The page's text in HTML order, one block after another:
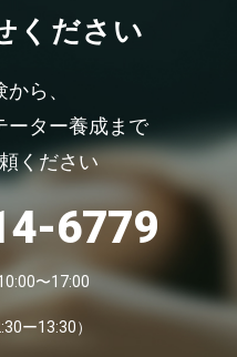
ください
ら、
ーター養成まで
ください
6779
〜17:00
ー13:30）